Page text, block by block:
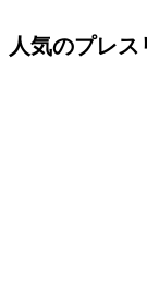
人気のプレス